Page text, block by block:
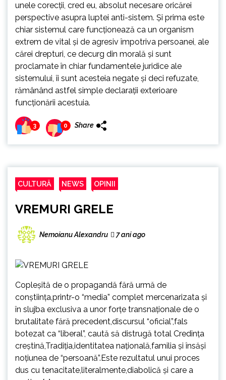
unele corecţii, cred eu, absolut necesare oricărei
perspective asupra luptei anti-sistem. Şi prima este
chiar sistemul care funcţionează ca un organism
extrem de vital şi de agresiv împotriva persoanei, ale
cărei drepturi, ce decurg din morală şi sunt
proclamate în chiar fundamentele juridice ale
sistemului, îi sunt acesteia negate şi deci refuzate,
rămânând astfel simple declaraţii exterioare
funcţionării acestuia.
3 0 Share
CULTURĂ NEWS OPINII
VREMURI GRELE
Nemoianu Alexandru 7 ani ago
Copleșită de o propagandă fără urmă de
conștiința,printr-o “media” complet mercenarizata și
în slujba exclusiva a unor forțe transnaționale de o
brutalitate fără precedent,discursul “oficial”,fals
botezat ca “liberal”, caută să distrugă total Credința
creștină,Tradiția,identitatea națională,familia și însăși
noțiunea de “persoană”.Este rezultatul unui proces
dus cu tenacitate,literalmente,diabolică și care a